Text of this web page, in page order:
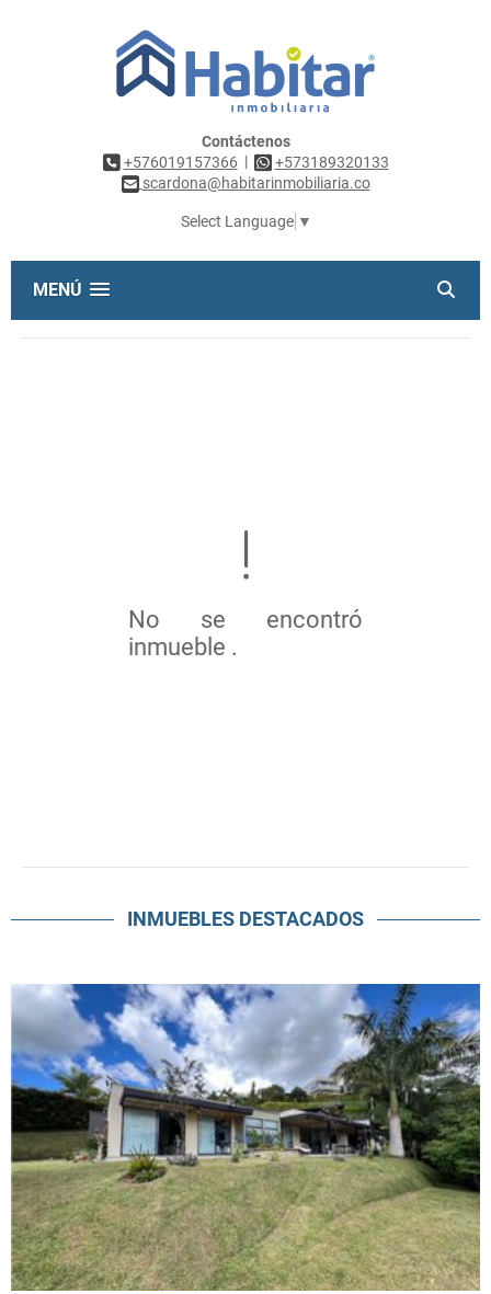
Contáctenos
+576019157366 |
+573189320133
scardona@habitarinmobiliaria.co
Select Language ▼
MENÚ
No se encontró
inmueble .
INMUEBLES DESTACADOS